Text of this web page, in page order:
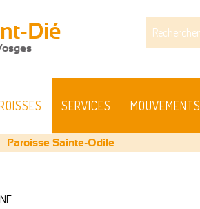
Dié
SERVICES MOUVEMENTS
Paroisse Sainte-Odile